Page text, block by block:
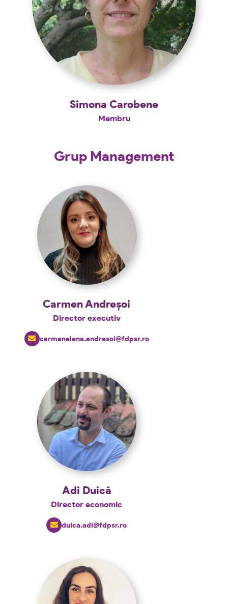
Simona Carobene
Membru
Grup Management
Carmen Andreșoi
Director executiv
carmenelena.andresoi@fdpsr.ro
Adi Duică
Director economic
duica.adi@fdpsr.ro